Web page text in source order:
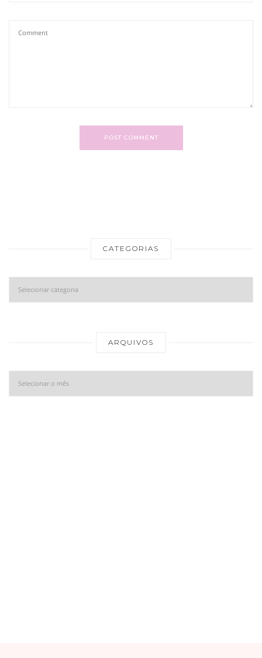
POST COMMENT
CATEGORIAS
Categorias
ARQUIVOS